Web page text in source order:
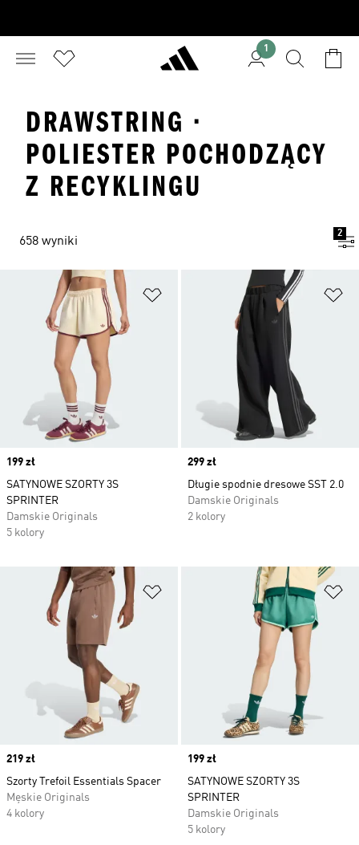
1
DRAWSTRING ·
POLIESTER POCHODZĄCY
Z RECYKLINGU
658 wyniki
2
Dodaj do listy życzeń
Price
199 zł
SATYNOWE SZORTY 3S
SPRINTER
Damskie Originals
5 kolory
Price
299 zł
Długie spodnie dresowe SST 2.0
Damskie Originals
2 kolory
Dodaj do listy życzeń
Price
219 zł
Szorty Trefoil Essentials Spacer
Męskie Originals
4 kolory
Price
199 zł
SATYNOWE SZORTY 3S
SPRINTER
Damskie Originals
5 kolory